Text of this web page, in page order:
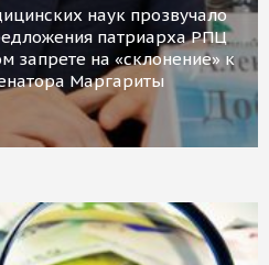
наук прозвучало
патриарха РПЦ
запрете на «склонение» к
Маргариты